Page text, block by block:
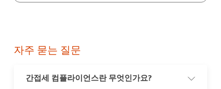
자주 묻는 질문
간접세 컴플라이언스란 무엇인가요?